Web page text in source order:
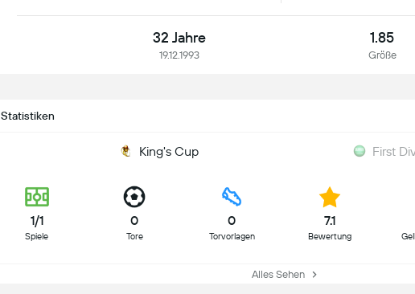
32 Jahre
19.12.1993
1.85
Größe
Statistiken
King's Cup First
1/1
Spiele
0
Tore
0
Torvorlagen
7.1
Bewertung
Alles Sehen